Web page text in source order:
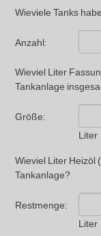
Wieviele Tanks
Anzahl:
Wieviel Liter
Tankanlage
Größe:
Liter
Wieviel Liter Heizöl
Tankanlage?
Restmenge:
Liter